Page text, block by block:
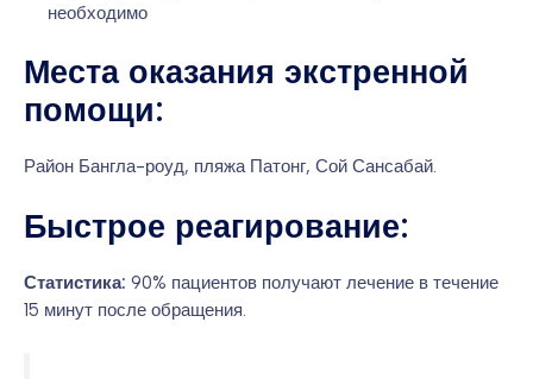
необходимо
Места оказания экстренной
помощи:
Район Бангла-роуд, пляжа Патонг, Сой Сансабай.
Быстрое реагирование:
Статистика: 90% пациентов получают лечение в течение
15 минут после обращения.